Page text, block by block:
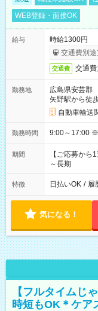
WEB登録・面接OK
給与
時給1300円
交通費別途
交通費 交通費
勤務地
広島県安芸郡
矢野駅から徒
自動車輸送
勤務時間
期間
【ご応募から
～長期
特徴 日払いOK / 履
気になる！
【フルタイムじ
時短もOK＊ケア